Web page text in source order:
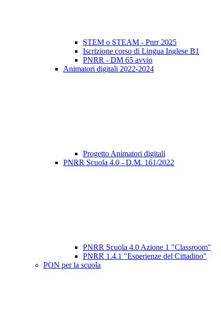
STEM o STEAM - Pnrr 2025
Iscrizione corso di Lingua Inglese B1
PNRR - DM 65 avvio
Animatori digitali 2022-2024
Progetto Animatori digitali
PNRR Scuola 4.0 - D.M. 161/2022
PNRR Scuola 4.0 Azione 1 "Classroom"
PNRR 1.4.1 "Esperienze del Cittadino"
PON per la scuola